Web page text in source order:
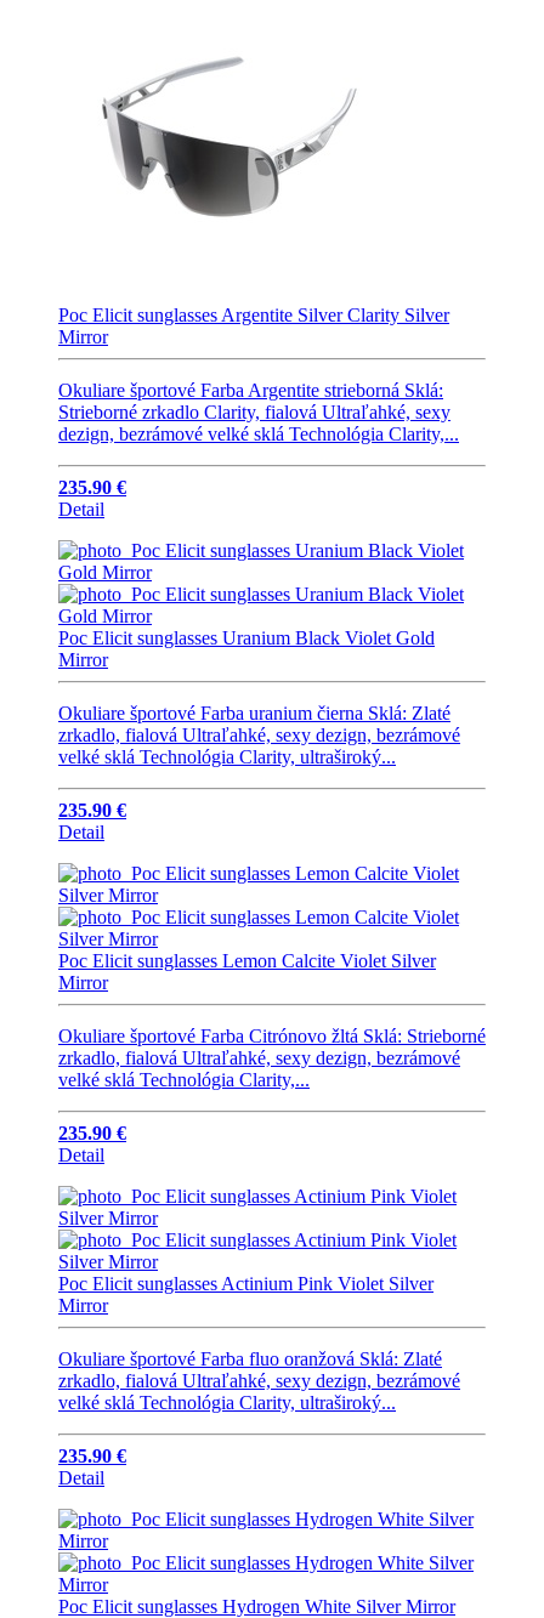
Poc Elicit sunglasses Argentite Silver Clarity Silver
Mirror
Okuliare športové Farba Argentite strieborná Sklá:
Strieborné zrkadlo Clarity, fialová Ultraľahké, sexy
dezign, bezrámové velké sklá Technológia Clarity,...
235.90 €
Detail
Poc Elicit sunglasses Uranium Black Violet Gold
Mirror
Okuliare športové Farba uranium čierna Sklá: Zlaté
zrkadlo, fialová Ultraľahké, sexy dezign, bezrámové
velké sklá Technológia Clarity, ultraširoký...
235.90 €
Detail
Poc Elicit sunglasses Lemon Calcite Violet Silver
Mirror
Okuliare športové Farba Citrónovo žltá Sklá: Strieborné
zrkadlo, fialová Ultraľahké, sexy dezign, bezrámové
velké sklá Technológia Clarity,...
235.90 €
Detail
Poc Elicit sunglasses Actinium Pink Violet Silver
Mirror
Okuliare športové Farba fluo oranžová Sklá: Zlaté
zrkadlo, fialová Ultraľahké, sexy dezign, bezrámové
velké sklá Technológia Clarity, ultraširoký...
235.90 €
Detail
Poc Elicit sunglasses Hydrogen White Silver Mirror